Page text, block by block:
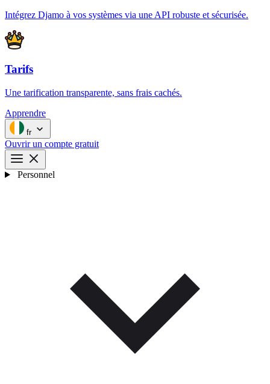
Intégrez Djamo à vos systèmes via une API robuste et sécurisée.
Tarifs
Une tarification transparente, sans frais cachés.
Apprendre
fr
Ouvrir un compte gratuit
Personnel